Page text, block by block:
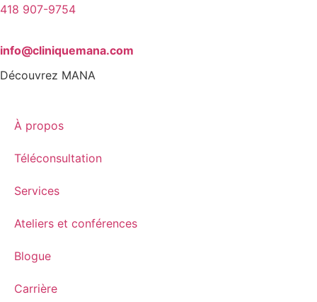
418 907-9754
info@cliniquemana.com
Découvrez MANA
À propos
Téléconsultation
Services
Ateliers et conférences
Blogue
Carrière